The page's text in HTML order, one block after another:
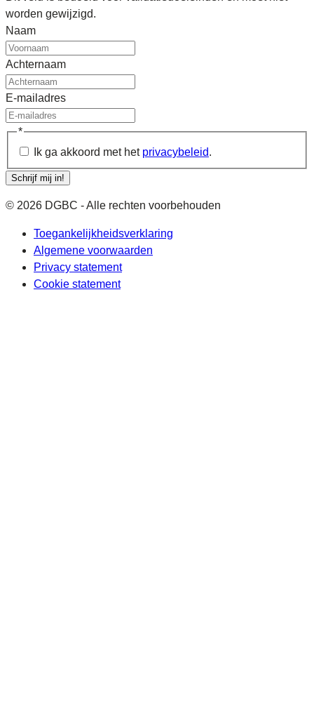
worden gewijzigd.
Naam
Achternaam
E-mailadres
*
Ik ga akkoord met het privacybeleid.
Schrijf mij in!
© 2026 DGBC - Alle rechten voorbehouden
Toegankelijkheidsverklaring
Algemene voorwaarden
Privacy statement
Cookie statement